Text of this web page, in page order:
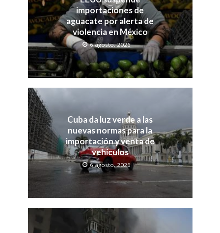
importaciones de
aguacate por alerta de
violencia en México
6 agosto, 2026
Cuba da luz verde a las
nuevas normas para la
importación y venta de
vehículos
6 agosto, 2026